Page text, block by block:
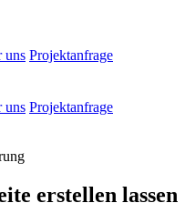
uns Projektanfrage
uns Projektanfrage
erstellen lassen